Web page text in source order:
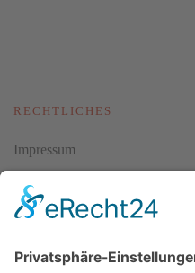
RECHTLICHES
Impressum
Datenschutz
AGBs
Cookie-Einstellungen